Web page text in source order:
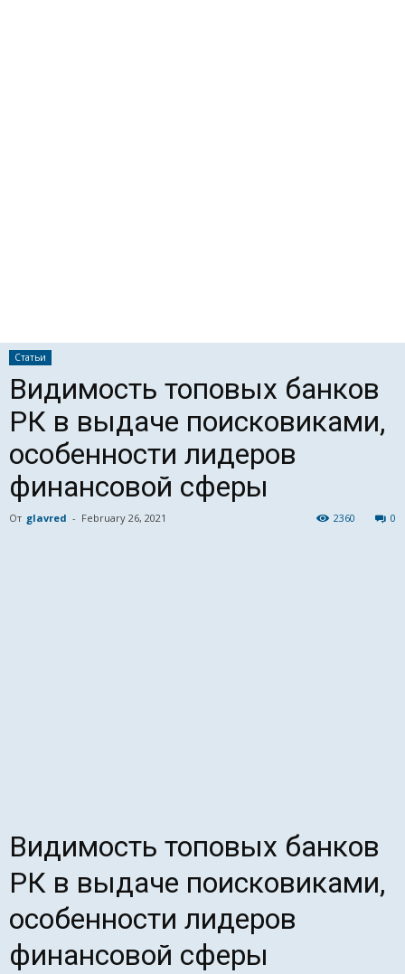
Статьи
Видимость топовых банков
РК в выдаче поисковиками,
особенности лидеров
финансовой сферы
От glavred - February 26, 2021 0
2360
Видимость топовых банков
РК в выдаче поисковиками,
особенности лидеров
финансовой сферы